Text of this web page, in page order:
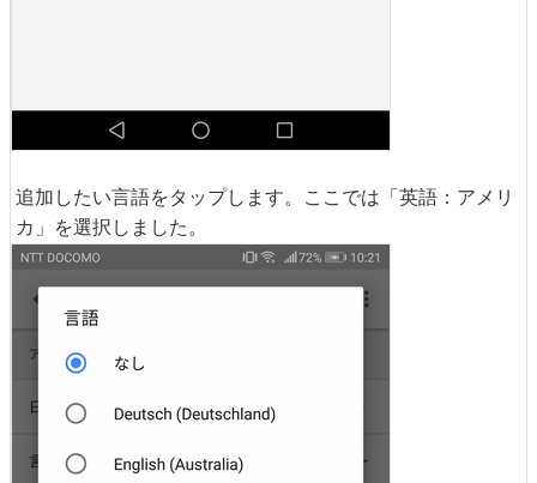
追加したい言語をタップします。ここでは「英語：アメリ
カ」を選択しました。